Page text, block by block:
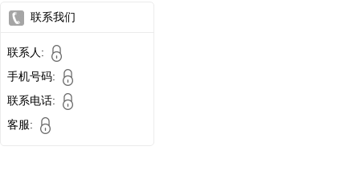
联系我们
联系人:
手机号码:
联系电话:
客服: